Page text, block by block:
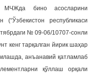
МЧЖда бино асосларини
республикаси
№ 09-06/10707-сонли
кенг тарқалган йирик шаҳар
анъанавий қатламлаб
қўллаш орқали